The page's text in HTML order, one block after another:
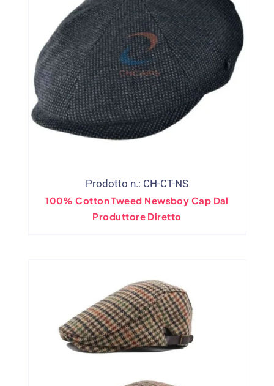
Prodotto n.: CH-CT-NS
100% Cotton Tweed Newsboy Cap Dal
Produttore Diretto